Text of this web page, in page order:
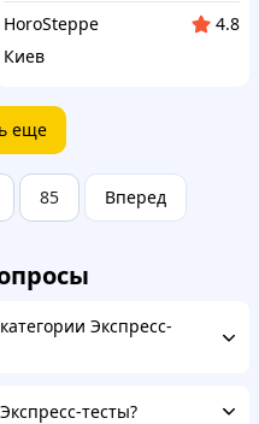
HoroSteppe
4.8
Киев
еще
85 Вперед
Экспресс-
тесты?